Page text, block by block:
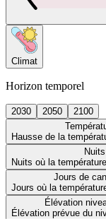
Climat
Horizon temporel
2030 2050
2100
Hausse de la
Nuits où la
Jours de
Jours où la
Élévation
Élévation prévue du